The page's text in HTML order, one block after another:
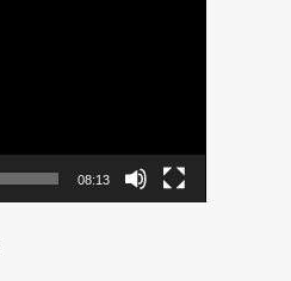
08:13